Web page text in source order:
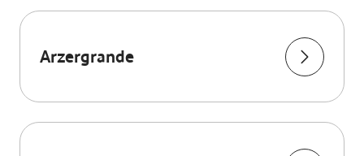
Arzergrande